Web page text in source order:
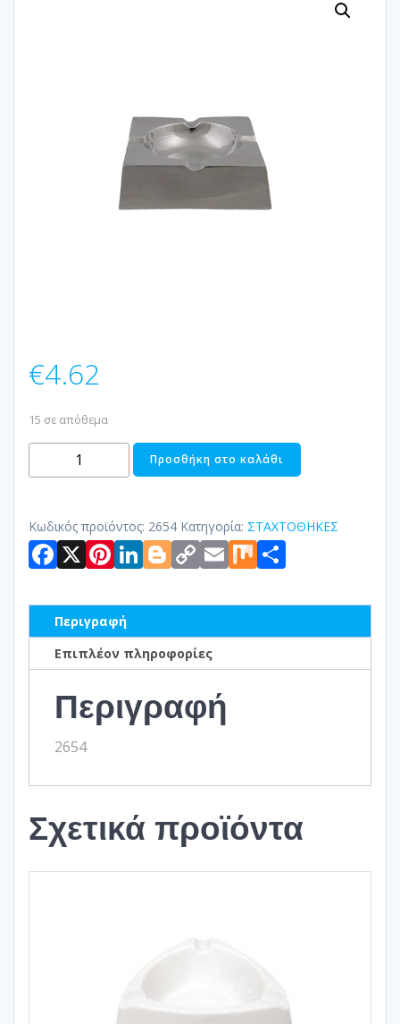
€4.62
15 σε απόθεμα
ΣΤΑΧΤΟΘΗΚΗ
AΛΟΥΜΙΝΙΟΥ
Προσθήκη στο καλάθι
Κωδικός προϊόντος: 2654 Κατηγορία: ΣΤΑΧΤΟΘΗΚΕΣ
Facebook
X Pinterest
LinkedIn
Blogger
Copy
Link
Email
Mix
Περιγραφή
Επιπλέον πληροφορίες
Περιγραφή
2654
Σχετικά προϊόντα